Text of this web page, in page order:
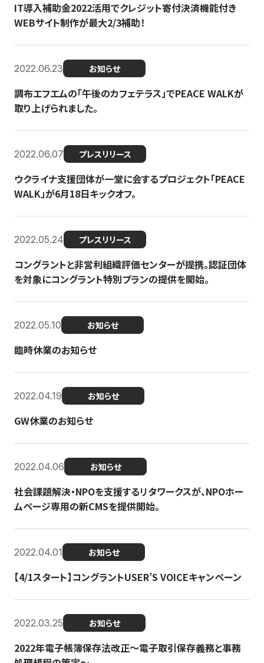
IT導入補助金2022活用でクレジット寄付決済機能付き
WEBサイト制作が最大2/3補助！
2022.06.23 お知らせ
調布エフエムの「午後のカフェテラス」でPEACE WALKが
取り上げられました。
2022.06.07 プレスリリース
ウクライナ支援団体が一堂に会するプロジェクト「PEACE
WALK」が6月18日キックオフ。
2022.05.24 プレスリリース
コングラントと非営利組織評価センターが提携。認証団体
を対象にコングラント特別プランの提供を開始。
2022.05.10 お知らせ
臨時休業のお知らせ
2022.04.19 お知らせ
GW休業のお知らせ
2022.04.06 お知らせ
社会課題解決・NPOを支援するリタワークスが、NPOホー
ムページ専用の新CMSを提供開始。
2022.04.01 お知らせ
【4/1スタート】コングラントUSER’S VOICEキャンペーン
2022.03.25 お知らせ
2022年電子帳簿保存法改正～電子取引保存義務と事務